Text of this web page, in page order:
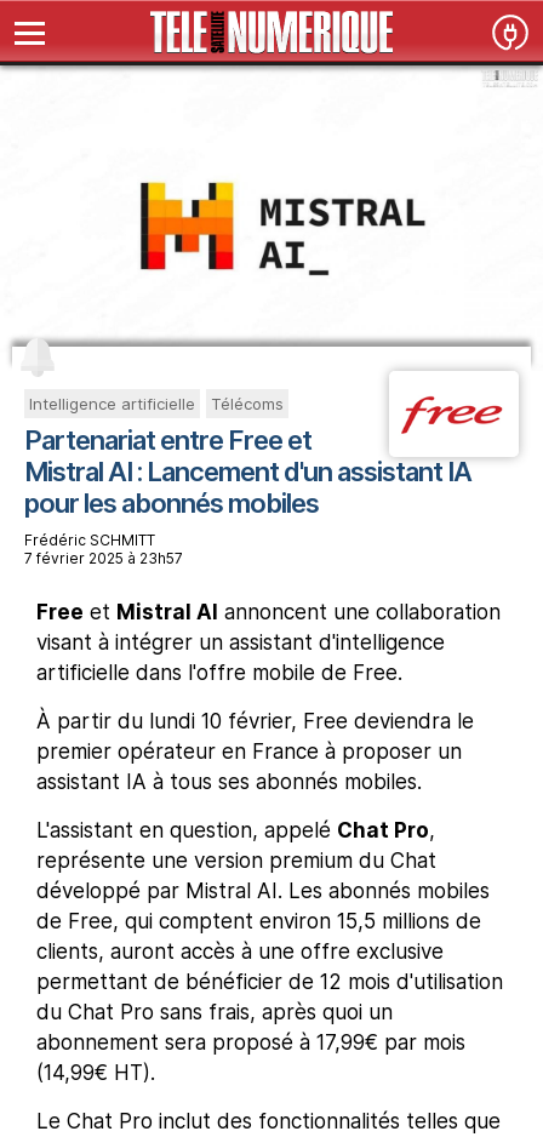
Intelligence artificielle Télécoms
Partenariat entre Free et
Mistral AI : Lancement d'un assistant IA
pour les abonnés mobiles
Frédéric SCHMITT
7 février 2025 à 23h57
Free et Mistral AI annoncent une collaboration
visant à intégrer un assistant d'intelligence
artificielle dans l'offre mobile de Free.
À partir du lundi 10 février, Free deviendra le
premier opérateur en France à proposer un
assistant IA à tous ses abonnés mobiles.
L'assistant en question, appelé Chat Pro,
représente une version premium du Chat
développé par Mistral AI. Les abonnés mobiles
de Free, qui comptent environ 15,5 millions de
clients, auront accès à une offre exclusive
permettant de bénéficier de 12 mois d'utilisation
du Chat Pro sans frais, après quoi un
abonnement sera proposé à 17,99€ par mois
(14,99€ HT).
Le Chat Pro inclut des fonctionnalités telles que